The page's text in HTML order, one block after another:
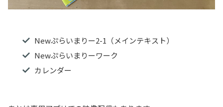
Newぷらいまりー2-1（メインテキスト）
Newぷらいまりーワーク
カレンダー